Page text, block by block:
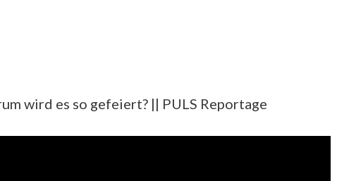
wird es so gefeiert? || PULS Reportage